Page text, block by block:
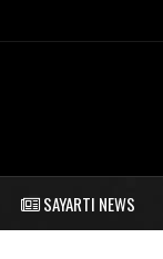
SAYARTI NEWS